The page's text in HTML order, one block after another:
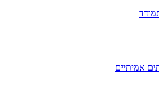
אמיתיים